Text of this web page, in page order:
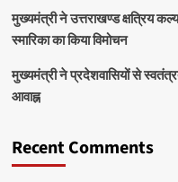
मुख्यमंत्री ने उत्तराखण्ड क्षत्रिय
स्मारिका का किया विमोचन
मुख्यमंत्री ने प्रदेशवासियों से
आवाह्न
Recent Comments